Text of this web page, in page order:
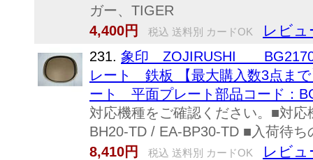
ガー、TIGER
4,400円
税込 送料別 カードOK レビュ
231. 象印 ZOJIRUSHI
レート 鉄板 【最大購入数3点ま
ート 平面プレート部品コード：
対応機種をご確認ください。■対
BH20-TD / EA-BP30-TD ■入荷待ち
8,410円
税込 送料別 カードOK レビュ